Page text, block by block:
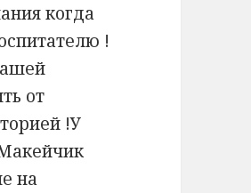
когда
!
от
!У
на